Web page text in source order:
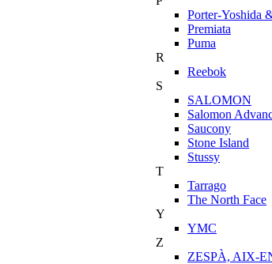
Porter-Yoshida
Premiata
Puma
R
Reebok
S
SALOMON
Salomon
Saucony
Stone Island
Stussy
T
Tarrago
The North Face
Y
YMC
Z
ZESPÀ, AIX-